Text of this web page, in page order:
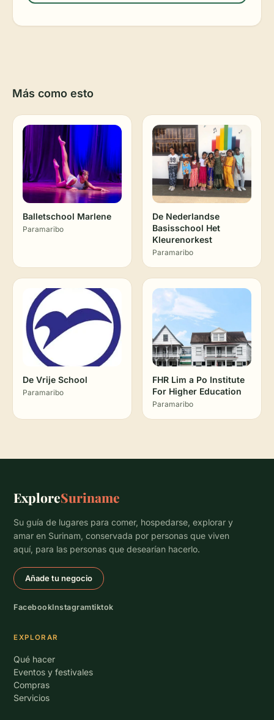
Más como esto
Balletschool Marlene
Paramaribo
De Nederlandse
Basisschool Het
Kleurenorkest
Paramaribo
De Vrije School
Paramaribo
FHR Lim a Po Institute
For Higher Education
Paramaribo
ExploreSuriname
Su guía de lugares para comer, hospedarse, explorar y
amar en Surinam, conservada por personas que viven
aquí, para las personas que desearían hacerlo.
Añade tu negocio
FacebookInstagramtiktok
EXPLORAR
Qué hacer
Eventos y festivales
Compras
Servicios